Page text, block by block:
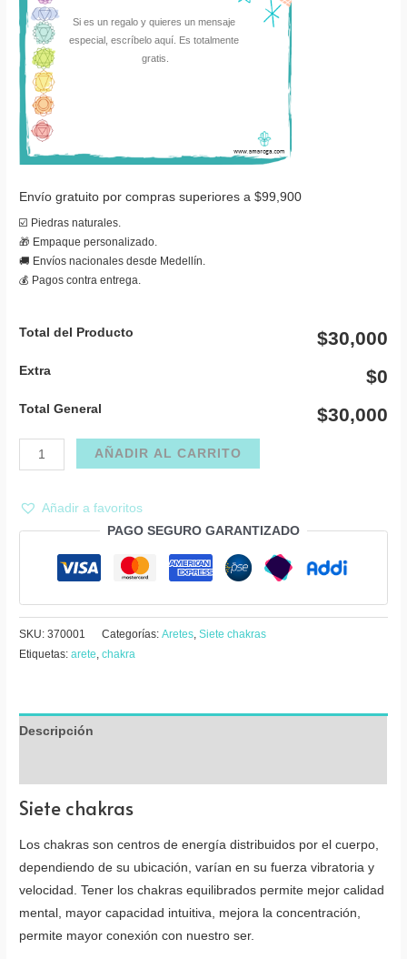
Envío gratuito por compras superiores a $99,900
☑️ Piedras naturales.
🎁 Empaque personalizado.
🚚 Envíos nacionales desde Medellín.
💰 Pagos contra entrega.
Total del Producto $30,000
Extra $0
Total General $30,000
Aretes
siete
ramillete
AÑADIR AL CARRITO
Añadir a favoritos
PAGO SEGURO GARANTIZADO
SKU:370001 Categorías:Aretes ,Siete chakras
Etiquetas:arete ,chakra
Descripción
Siete chakras
Los chakras son centros de energía distribuidos por el cuerpo,
dependiendo de su ubicación, varían en su fuerza vibratoria y
velocidad. Tener los chakras equilibrados permite mejor calidad
mental, mayor capacidad intuitiva, mejora la concentración,
permite mayor conexión con nuestro ser.